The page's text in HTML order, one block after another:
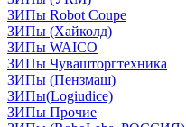
ЗИПы Robot Coupe
ЗИПы (Хайколд)
ЗИПы WAICO
ЗИПы Чувашторгтехника
ЗИПы (Пензмаш)
ЗИПы(Logiudice)
ЗИПы Прочие